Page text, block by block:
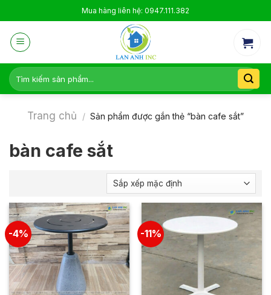
to
content
Mua hàng liên hệ: 0947.111.382
Tìm
kiếm:
Trang chủ / Sản phẩm được gắn thẻ “bàn cafe sắt”
bàn cafe sắt
-4% -11%